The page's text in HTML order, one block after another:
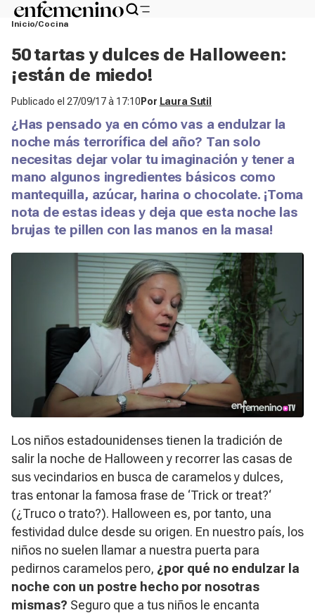
Inicio Cocina
50 tartas y dulces de Halloween:
¡están de miedo!
Publicado el 27/09/17 à 17:10 Por Laura Sutil
¿Has pensado ya en cómo vas a endulzar la
noche más terrorífica del año? Tan solo
necesitas dejar volar tu imaginación y tener a
mano algunos ingredientes básicos como
mantequilla, azúcar, harina o chocolate. ¡Toma
nota de estas ideas y deja que esta noche las
brujas te pillen con las manos en la masa!
Los niños estadounidenses tienen la tradición de
salir la noche de Halloween y recorrer las casas de
sus vecindarios en busca de caramelos y dulces,
tras entonar la famosa frase de ‘Trick or treat?‘
(¿Truco o trato?). Halloween es, por tanto, una
festividad dulce desde su origen. En nuestro país, los
niños no suelen llamar a nuestra puerta para
pedirnos caramelos pero, ¿por qué no endulzar la
noche con un postre hecho por nosotras
mismas? Seguro que a tus niños le encanta